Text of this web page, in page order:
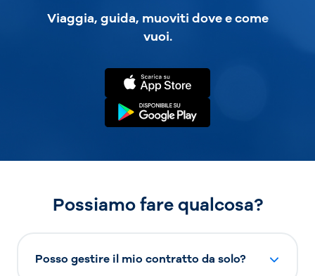
Viaggia, guida, muoviti dove e come
vuoi.
Possiamo fare qualcosa?
Posso gestire il mio contratto da solo?